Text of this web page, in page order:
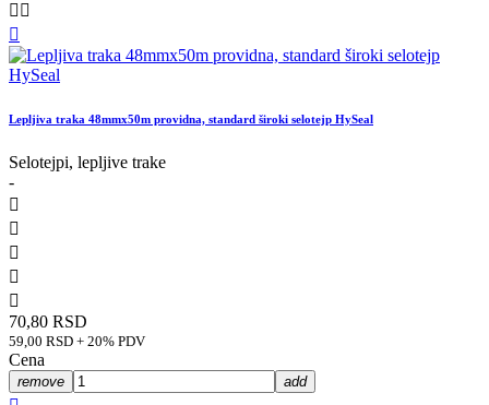
 

Lepljiva traka 48mmx50m providna, standard široki selotejp HySeal
Selotejpi, lepljive trake
-





70,80 RSD
59,00 RSD + 20% PDV
Cena
remove add